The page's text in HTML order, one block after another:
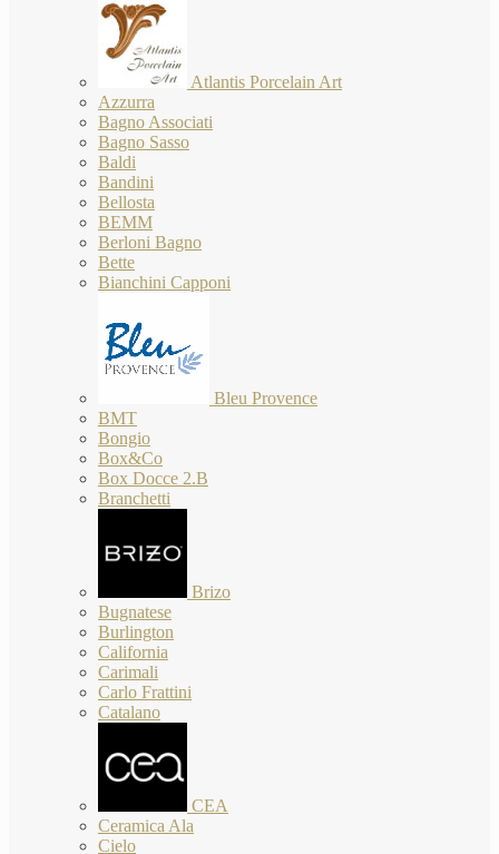
Atlantis Porcelain Art
Azzurra
Bagno Associati
Bagno Sasso
Baldi
Bandini
Bellosta
BEMM
Berloni Bagno
Bette
Bianchini Capponi
Bleu Provence
BMT
Bongio
Box&Co
Box Docce 2.B
Branchetti
Brizo
Bugnatese
Burlington
California
Carimali
Carlo Frattini
Catalano
CEA
Ceramica Ala
Cielo